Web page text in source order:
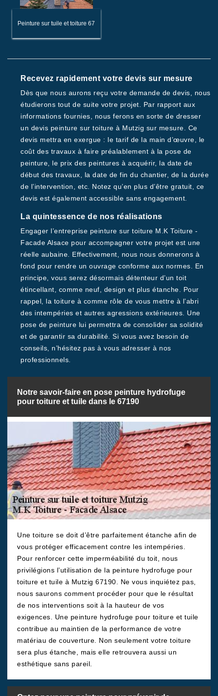
Peinture sur tuile et toiture 67
Recevez rapidement votre devis sur mesure
Dès que nous aurons reçu votre demande de devis, nous
étudierons tout de suite votre projet. Par rapport aux
informations fournies, nous ferons en sorte de dresser
un devis peinture sur toiture à Mutzig sur mesure. Ce
devis mettra en exergue : le tarif de la main d’œuvre, le
coût des travaux à faire préalablement à la pose de
peinture, le prix des peintures à acquérir, la date de
début des travaux, la date de fin du chantier, de la durée
de l’intervention, etc. Notez qu’en plus d’être gratuit, ce
devis est également accessible sans engagement.
La quintessence de nos réalisations
Engager l’entreprise peinture sur toiture M.K Toiture -
Facade Alsace pour accompagner votre projet est une
réelle aubaine. Effectivement, nous nous donnerons à
fond pour rendre un ouvrage conforme aux normes. En
principe, vous serez désormais détenteur d’un toit
étincellant, comme neuf, design et plus étanche. Pour
rappel, la toiture à comme rôle de vous mettre à l’abri
des intempéries et autres agressions extérieures. Une
pose de peinture lui permettra de consolider sa solidité
et de garantir sa durabilité. Si vous avez besoin de
conseils, n’hésitez pas à vous adresser à nos
professionnels.
Notre savoir-faire en pose peinture hydrofuge
pour toiture et tuile dans le 67190
Une toiture se doit d’être parfaitement étanche afin de
vous protéger efficacement contre les intempéries.
Pour renforcer cette imperméabilité du toit, nous
privilégions l’utilisation de la peinture hydrofuge pour
toiture et tuile à Mutzig 67190. Ne vous inquiétez pas,
nous saurons comment procéder pour que le résultat
de nos interventions soit à la hauteur de vos
exigences. Une peinture hydrofuge pour toiture et tuile
contribue au maintien de la performance de votre
matériau de couverture. Non seulement votre toiture
sera plus étanche, mais elle retrouvera aussi un
esthétique sans pareil.